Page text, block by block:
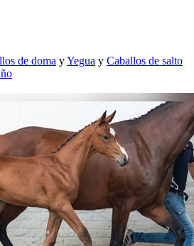
de doma yYegua y Caballos de salto